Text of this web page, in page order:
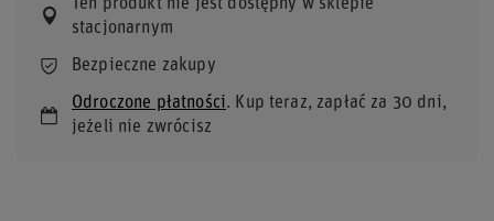
Ten produkt nie jest dostępny w sklepie
stacjonarnym
Bezpieczne zakupy
Odroczone płatności. Kup teraz, zapłać za 30 dni,
jeżeli nie zwrócisz